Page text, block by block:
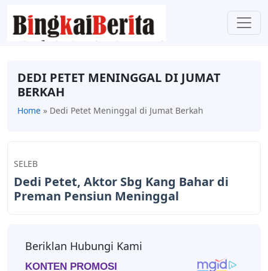
DEDI PETET MENINGGAL DI JUMAT
BERKAH
Home » Dedi Petet Meninggal di Jumat Berkah
SELEB
Dedi Petet, Aktor Sbg Kang Bahar di
Preman Pensiun Meninggal
Beriklan Hubungi Kami